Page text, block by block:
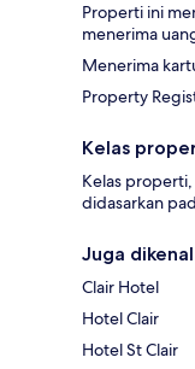
Properti ini
menerima
Menerima
Property
Kelas
Kelas
didasarkan
Juga
Clair Hotel
Hotel Clair
Hotel St Clair